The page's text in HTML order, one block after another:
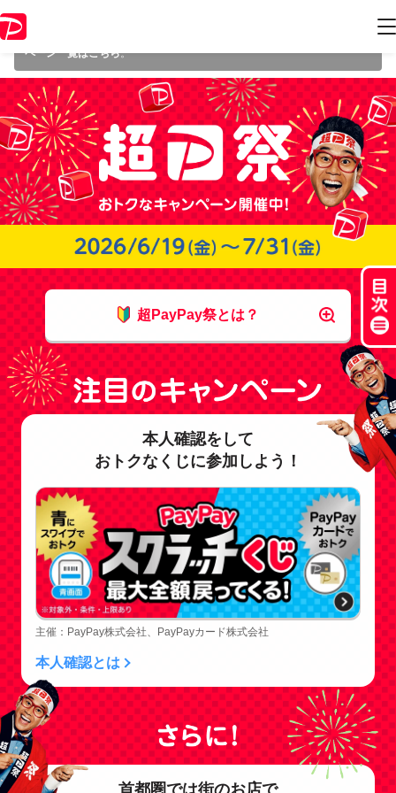
ジ内の情報はキャンペーン終了時点のものになります。
ペーン一覧はこちら。
超PayPay祭とは？
本人確認をして
おトクなくじに参加しよう！
主催：PayPay株式会社、PayPayカード株式会社
本人確認とは
首都圏では街のお店で